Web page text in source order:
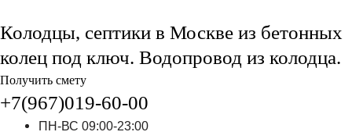
Колодцы, септики в Москве из бетонных
колец под ключ. Водопровод из колодца.
Получить смету
+7(967)019-60-00
ПН-ВС 09:00-23:00